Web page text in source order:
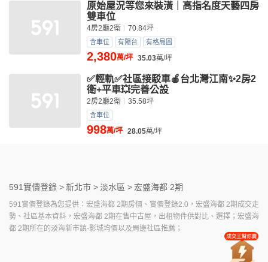
原始屋況等您來裝潢｜高指名度天藝四房
雙車位
4房2廳2衛 70.84坪
含車位 有陽台 有格局圖
2,380萬/坪 35.03萬/坪
✅輕軌✅社區接駁車🍎台北灣江南✨2房2
衛+平車💥完善公設
2房2廳2衛 35.58坪
含車位
998萬/坪 28.05萬/坪
591實價登錄 >新北市 >淡水區 > 宏盛海都 2期
591實價登錄為您提供：宏盛海都 2期房價、實價登錄2.0，宏盛海都 2期成交走
勢、社區基本資料，宏盛海都 2期在售中古屋，出租物件供對比、選擇；宏盛海
都 2期所在的淡海新市鎮-影城均價以及周邊社區推薦；